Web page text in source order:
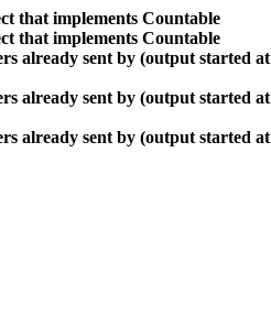
that implements Countable
that implements Countable
already sent by (output started at
already sent by (output started at
already sent by (output started at